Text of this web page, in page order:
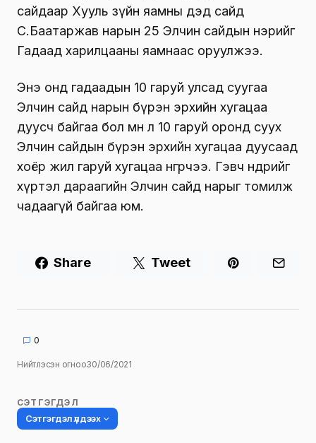
сайдаар Хууль зүйн яамны дэд сайд
С.Баатаржав нарын 25 Элчин сайдын нэрийг
Гадаад харилцааны яамнаас оруулжээ.
Энэ онд гадаадын 10 гаруй улсад суугаа
Элчин сайд нарын бүрэн эрхийн хугацаа
дуусч байгаа бол мөн л 10 гаруй оронд суух
Элчин сайдын бүрэн эрхийн хугацаа дуусаад
хоёр жил гаруй хугацаа өнгөрчээ. Гэвч өнөөдрийг
хүртэл дараагийн Элчин сайд нарыг томилж
чадаагүй байгаа юм.
Share Tweet
0
Нийтлэсэн огноо30/06/2021
СЭТГЭГДЭЛ
Сэтгэгдэл үлдээх